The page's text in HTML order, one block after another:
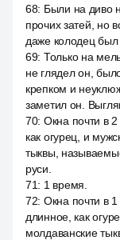
68: Были на диво
прочих затей, но
даже колодец был
69: Только на
не глядел он,
крепком и
заметил он.
70: Окна почти в
как огурец, и
тыквы,
руси.
71: 1 время.
72: Окна почти в
длинное, как
молдаванские